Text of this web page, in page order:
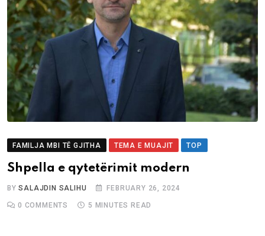
FAMILJA MBI TË GJITHA TEMA E MUAJIT TOP
Shpella e qytetërimit modern
BYSALAJDIN SALIHU FEBRUARY 26, 2024
0 COMMENTS 5 MINUTES READ